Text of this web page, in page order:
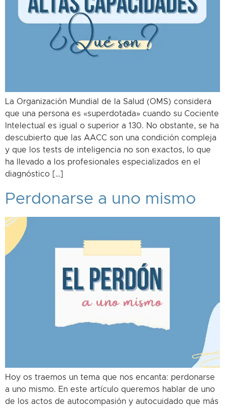
La Organización Mundial de la Salud (OMS) considera
que una persona es «superdotada» cuando su Cociente
Intelectual es igual o superior a 130. No obstante, se ha
descubierto que las AACC son una condición compleja
y que los tests de inteligencia no son exactos, lo que
ha llevado a los profesionales especializados en el
diagnóstico […]
Perdonarse a uno mismo
Hoy os traemos un tema que nos encanta: perdonarse
a uno mismo. En este artículo queremos hablar de uno
de los actos de autocompasión y autocuidado que más